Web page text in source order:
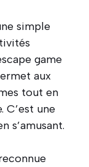
simple
game
aux
tout en
C’est une
s’amusant.